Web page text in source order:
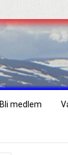
Bli medlem